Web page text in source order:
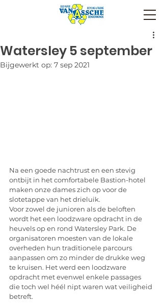
Watersley 5 september
Bijgewerkt op: 7 sep 2021
Na een goede nachtrust en een stevig
ontbijt in het comfortabele Bastion-hotel
maken onze dames zich op voor de
slotetappe van het drieluik.
Voor zowel de junioren als de beloften
wordt het een loodzware opdracht in de
heuvels op en rond Watersley Park. De
organisatoren moesten van de lokale
overheden hun traditionele parcours
aanpassen om zo minder de drukke weg
te kruisen. Het werd een loodzware
opdracht met evenwel enkele passages
die toch wel héél nipt waren wat veiligheid
betreft.